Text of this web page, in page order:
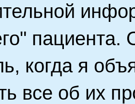
пациента.
когда я
все об их